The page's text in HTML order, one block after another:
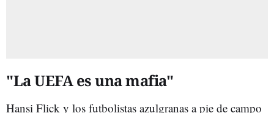
"La UEFA es una mafia"
Hansi Flick y los futbolistas azulgranas a pie de campo